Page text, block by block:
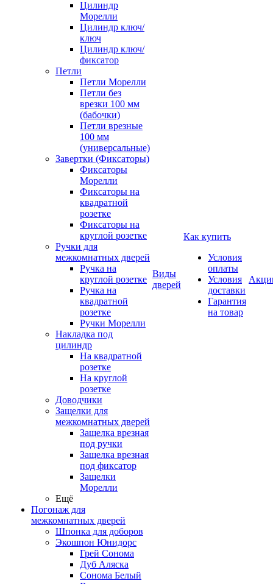
Цилиндр
Морелли
Цилиндр ключ/
ключ
Цилиндр ключ/
фиксатор
Петли
Петли Морелли
Петли без
врезки 100 мм
(бабочки)
Петли врезные
100 мм
(универсальные)
Завертки (Фиксаторы)
Фиксаторы
Морелли
Фиксаторы на
квадратной
розетке
Фиксаторы на
круглой розетке
Ручки для
межкомнатных дверей
Ручка на
круглой розетке
Ручка на
квадратной
розетке
Ручки Морелли
Накладка под
цилиндр
На квадратной
розетке
На круглой
розетке
Доводчики
Защелки для
межкомнатных дверей
Защелка врезная
под ручки
Защелка врезная
под фиксатор
Защелки
Морелли
Ещё
Погонаж для
межкомнатных дверей
Шпонка для доборов
Экошпон Юнидорс
Грей Сонома
Дуб Аляска
Сонома Белый
Виды
дверей
Как купить
Условия
оплаты
Условия
доставки
Гарантия
на товар